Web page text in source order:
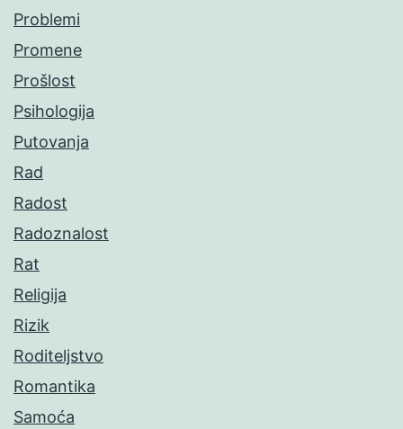
Problemi
Promene
Prošlost
Psihologija
Putovanja
Rad
Radost
Radoznalost
Rat
Religija
Rizik
Roditeljstvo
Romantika
Samoća